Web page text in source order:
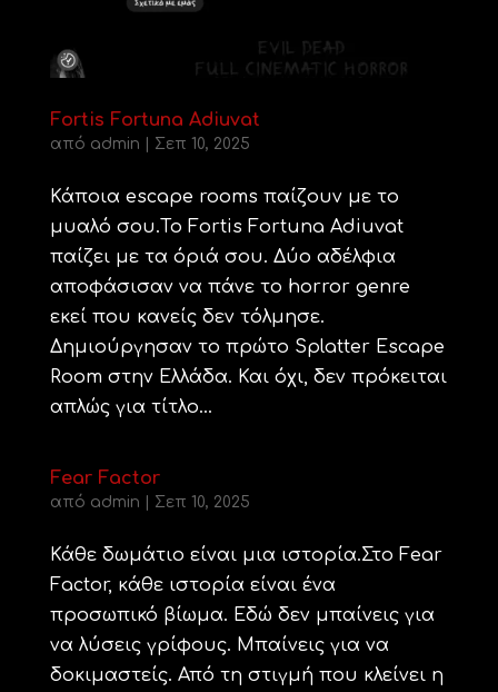
Fortis Fortuna Adiuvat
από admin Σεπ 10, 2025
Κάποια escape rooms παίζουν με το
μυαλό σου.Το Fortis Fortuna Adiuvat
παίζει με τα όριά σου. Δύο αδέλφια
αποφάσισαν να πάνε το horror genre
εκεί που κανείς δεν τόλμησε.
Δημιούργησαν το πρώτο Splatter Escape
Room στην Ελλάδα. Και όχι, δεν πρόκειται
απλώς για τίτλο...
Fear Factor
από admin Σεπ 10, 2025
Κάθε δωμάτιο είναι μια ιστορία.Στο Fear
Factor, κάθε ιστορία είναι ένα
προσωπικό βίωμα. Εδώ δεν μπαίνεις για
να λύσεις γρίφους. Μπαίνεις για να
δοκιμαστείς. Από τη στιγμή που κλείνει η